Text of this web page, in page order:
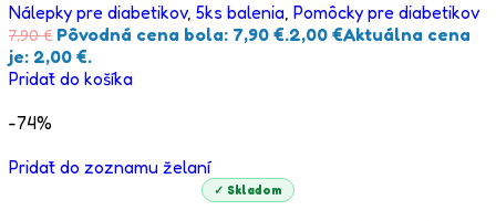
Nálepky pre diabetikov, 5ks balenia, Pomôcky pre diabetikov
7,90€ Pôvodná cena bola: 7,90 €.2,00 €Aktuálna cena
je: 2,00 €.
Pridať do košíka
-74%
Pridať do zoznamu želaní
✓ Skladom